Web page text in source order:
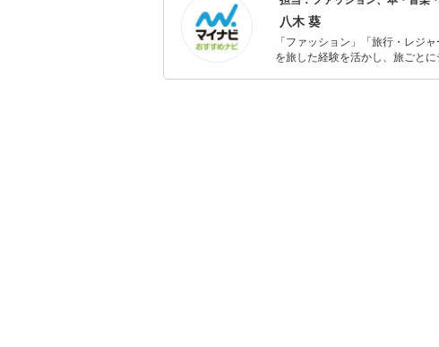
八木 葵
「ファッション」「旅行・レジ
を旅した経験を活かし、旅ごと